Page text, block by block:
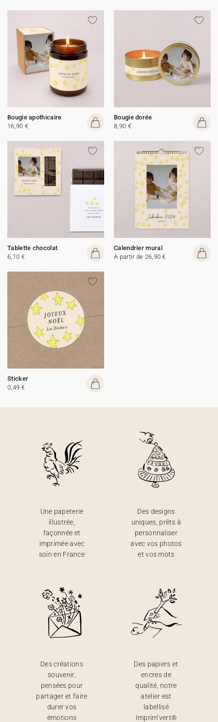
Bougie apothicaire
16,90 €
Bougie dorée
8,90 €
Tablette chocolat
6,10 €
Calendrier mural
A partir de 26,90 €
Sticker
0,49 €
Une papeterie
illustrée,
façonnée et
imprimée avec
soin en France
Des designs
uniques, prêts à
personnaliser
avec vos photos
et vos mots
Des créations
souvenir,
pensées pour
partager et faire
durer vos
émotions
Des papiers et
encres de
qualité, notre
atelier est
labellisé
Imprim’vert®